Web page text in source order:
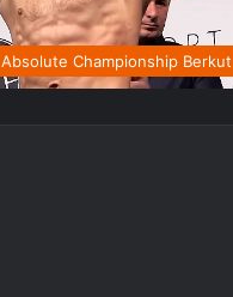
Absolute Championship Berkut